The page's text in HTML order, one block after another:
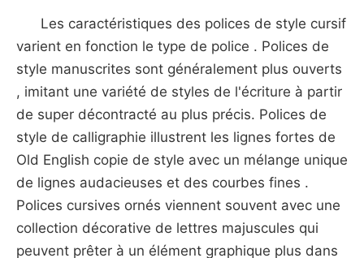
Les caractéristiques des polices de style cursif
varient en fonction le type de police . Polices de
style manuscrites sont généralement plus ouverts
, imitant une variété de styles de l'écriture à partir
de super décontracté au plus précis. Polices de
style de calligraphie illustrent les lignes fortes de
Old English copie de style avec un mélange unique
de lignes audacieuses et des courbes fines .
Polices cursives ornés viennent souvent avec une
collection décorative de lettres majuscules qui
peuvent prêter à un élément graphique plus dans